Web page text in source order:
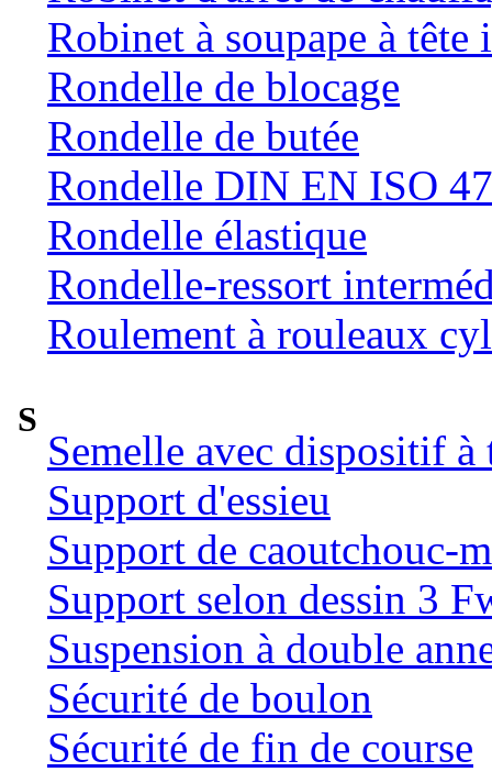
Robinet à soupape à tête
Rondelle de blocage
Rondelle de butée
Rondelle DIN EN ISO
Rondelle élastique
Rondelle-ressort
Roulement à rouleaux
S
Semelle avec dispositif
Support d'essieu
Support de caoutchouc-
Support selon dessin 3
Suspension à double
Sécurité de boulon
Sécurité de fin de course